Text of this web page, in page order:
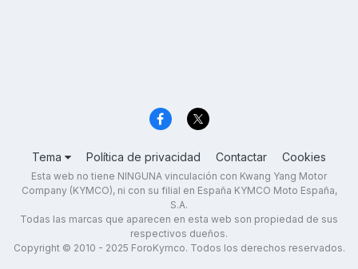
Tema Política de privacidad Contactar Cookies
Esta web no tiene NINGUNA vinculación con Kwang Yang Motor
Company (KYMCO), ni con su filial en España KYMCO Moto España,
S.A.
Todas las marcas que aparecen en esta web son propiedad de sus
respectivos dueños.
Copyright © 2010 - 2025 ForoKymco. Todos los derechos reservados.